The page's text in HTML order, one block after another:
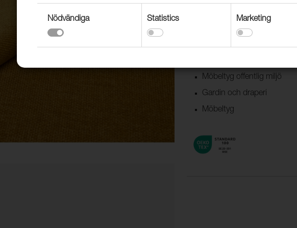
Användningsområden
Möbeltyg offentlig miljö
Gardin och draperi
Möbeltyg
Nödvändiga Statistics Marketing